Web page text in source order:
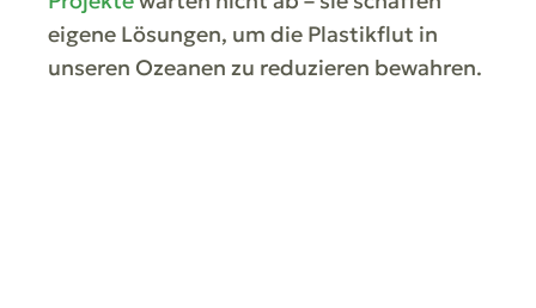
eigene Lösungen, um die Plastikflut in
unseren Ozeanen zu reduzieren bewahren.